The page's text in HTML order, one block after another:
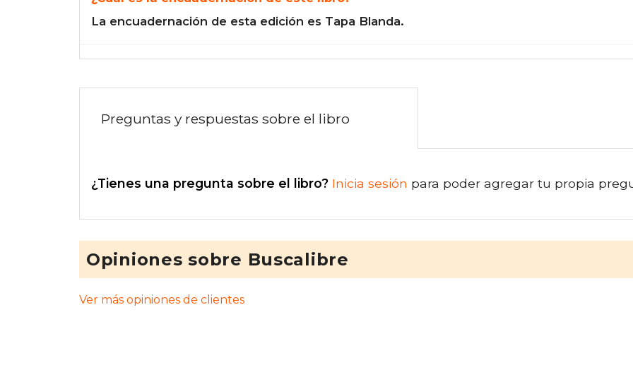
La encuadernación de esta edición es Tapa Blanda.
Preguntas y respuestas sobre el libro
¿Tienes una pregunta sobre el libro? Inicia sesión para poder agregar tu propia
Opiniones sobre Buscalibre
Ver más opiniones de clientes